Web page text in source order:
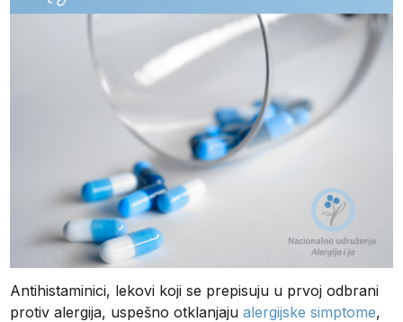
Antihistaminici, lekovi koji se prepisuju u prvoj odbrani
protiv alergija, uspešno otklanjajualergijske simptome,